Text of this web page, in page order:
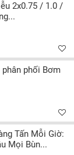
2x0.75 / 1.0 /
phối Bơm
Tấn Mỗi Giờ:
Mọi Bùn...